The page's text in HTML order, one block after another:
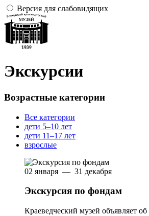
Версия для слабовидящих
Экскурсии
Возрастные категории
Все категории
дети 5–10 лет
дети 11–17 лет
взрослые
02 января — 31 декабря
Экскурсия по фондам
Краеведческий музей объявляет